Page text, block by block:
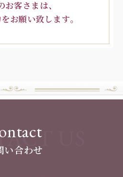
お客さまは、
お願い致します。
い合わせ US